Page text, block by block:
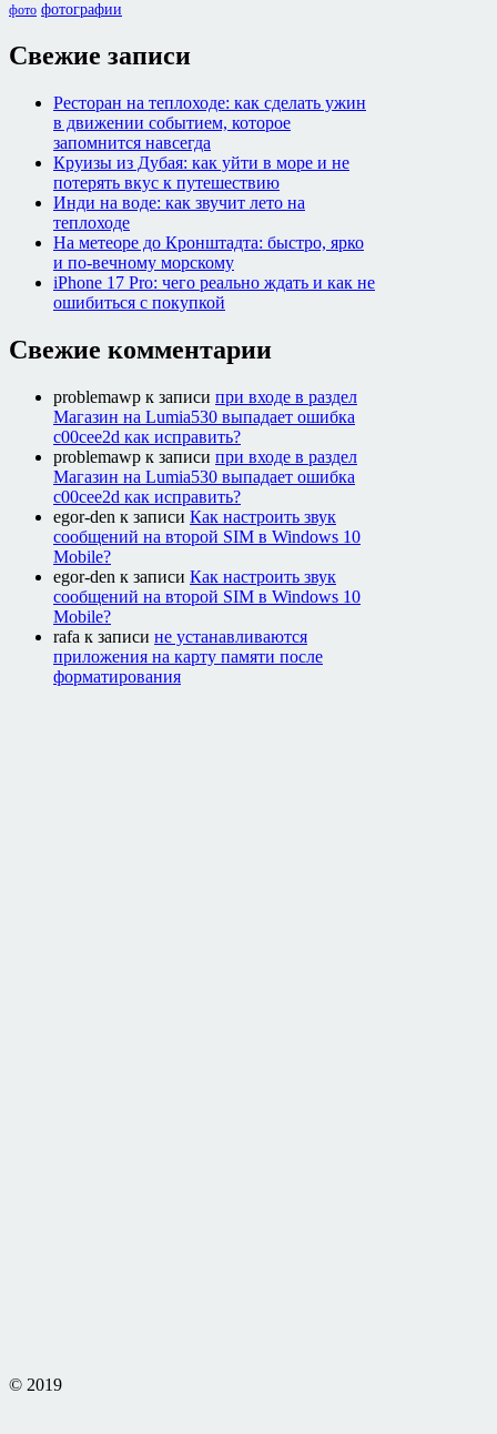
фото фотографии
Свежие записи
Ресторан на теплоходе: как сделать ужин
в движении событием, которое
запомнится навсегда
Круизы из Дубая: как уйти в море и не
потерять вкус к путешествию
Инди на воде: как звучит лето на
теплоходе
На метеоре до Кронштадта: быстро, ярко
и по-вечному морскому
iPhone 17 Pro: чего реально ждать и как не
ошибиться с покупкой
Свежие комментарии
problemawp к записи при входе в раздел
Магазин на Lumia530 выпадает ошибка
c00cee2d как исправить?
problemawp к записи при входе в раздел
Магазин на Lumia530 выпадает ошибка
c00cee2d как исправить?
egor-den к записи Как настроить звук
сообщений на второй SIM в Windows 10
Mobile?
egor-den к записи Как настроить звук
сообщений на второй SIM в Windows 10
Mobile?
rafa к записи не устанавливаются
приложения на карту памяти после
форматирования
© 2019